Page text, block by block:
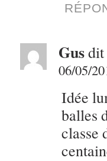
Gus
06/05/
Idée
balles
classe